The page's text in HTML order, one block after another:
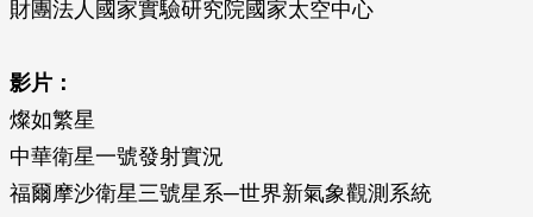
財團法人國家實驗研究院國家太空中心
影片：
燦如繁星
中華衛星一號發射實況
福爾摩沙衛星三號星系─世界新氣象觀測系統